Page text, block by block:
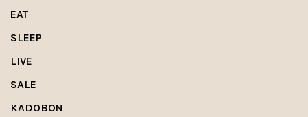
EAT
SLEEP
LIVE
SALE
KADOBON